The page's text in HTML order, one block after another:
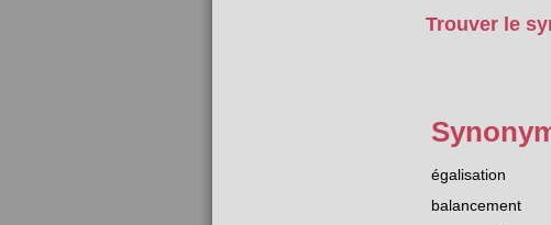
Trouver le
égalisation
balancement